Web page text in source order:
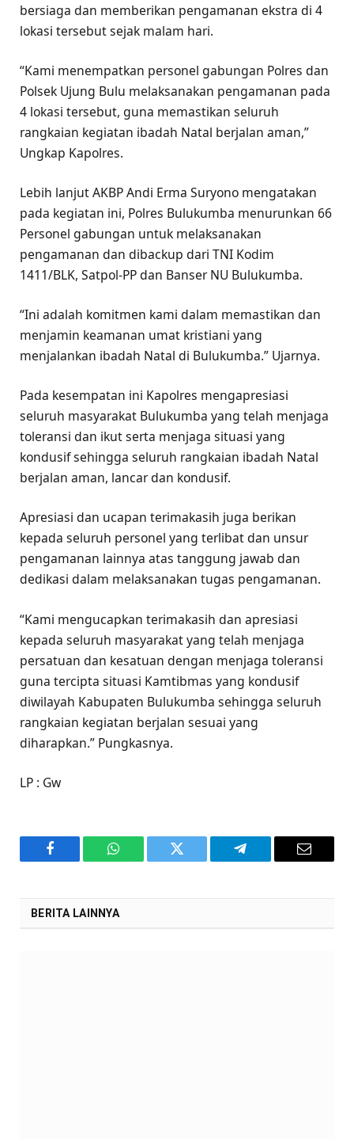
bersiaga dan memberikan pengamanan ekstra di 4
lokasi tersebut sejak malam hari.
“Kami menempatkan personel gabungan Polres dan
Polsek Ujung Bulu melaksanakan pengamanan pada
4 lokasi tersebut, guna memastikan seluruh
rangkaian kegiatan ibadah Natal berjalan aman,”
Ungkap Kapolres.
Lebih lanjut AKBP Andi Erma Suryono mengatakan
pada kegiatan ini, Polres Bulukumba menurunkan 66
Personel gabungan untuk melaksanakan
pengamanan dan dibackup dari TNI Kodim
1411/BLK, Satpol-PP dan Banser NU Bulukumba.
“Ini adalah komitmen kami dalam memastikan dan
menjamin keamanan umat kristiani yang
menjalankan ibadah Natal di Bulukumba.” Ujarnya.
Pada kesempatan ini Kapolres mengapresiasi
seluruh masyarakat Bulukumba yang telah menjaga
toleransi dan ikut serta menjaga situasi yang
kondusif sehingga seluruh rangkaian ibadah Natal
berjalan aman, lancar dan kondusif.
Apresiasi dan ucapan terimakasih juga berikan
kepada seluruh personel yang terlibat dan unsur
pengamanan lainnya atas tanggung jawab dan
dedikasi dalam melaksanakan tugas pengamanan.
“Kami mengucapkan terimakasih dan apresiasi
kepada seluruh masyarakat yang telah menjaga
persatuan dan kesatuan dengan menjaga toleransi
guna tercipta situasi Kamtibmas yang kondusif
diwilayah Kabupaten Bulukumba sehingga seluruh
rangkaian kegiatan berjalan sesuai yang
diharapkan.” Pungkasnya.
LP : Gw
Facebook WhatsAppTwitter Telegram Email
BERITA LAINNYA